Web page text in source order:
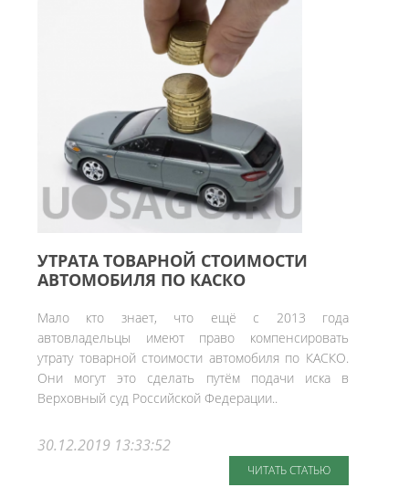
УТРАТА ТОВАРНОЙ СТОИМОСТИ
АВТОМОБИЛЯ ПО КАСКО
Мало кто знает, что ещё с 2013 года
автовладельцы имеют право компенсировать
утрату товарной стоимости автомобиля по КАСКО.
Они могут это сделать путём подачи иска в
Верховный суд Российской Федерации..
30.12.2019 13:33:52
ЧИТАТЬ СТАТЬЮ